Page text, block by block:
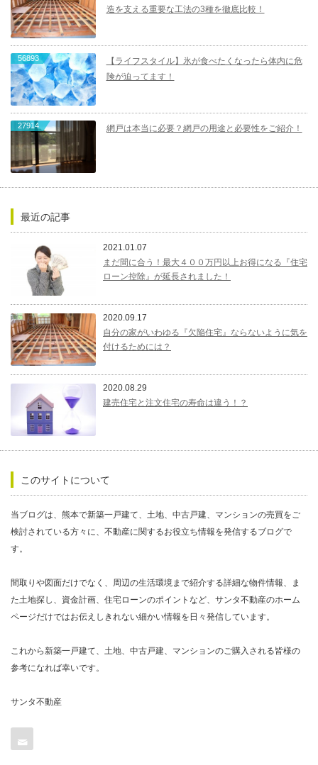
造を支える重要な工法の3種を徹底比較！
56893
【ライフスタイル】氷が食べたくなったら体内に危
険が迫ってます！
27914 網戸は本当に必要？網戸の用途と必要性をご紹介！
最近の記事
2021.01.07
まだ間に合う！最大４００万円以上お得になる『住宅
ローン控除』が延長されました！
2020.09.17
自分の家がいわゆる『欠陥住宅』ならないように気を
付けるためには？
2020.08.29
建売住宅と注文住宅の寿命は違う！？
このサイトについて
当ブログは、熊本で新築一戸建て、土地、中古戸建、マンションの売買をご
検討されている方々に、不動産に関するお役立ち情報を発信するブログで
す。
間取りや図面だけでなく、周辺の生活環境まで紹介する詳細な物件情報、ま
た土地探し、資金計画、住宅ローンのポイントなど、サンタ不動産のホーム
ページだけではお伝えしきれない細かい情報を日々発信しています。
これから新築一戸建て、土地、中古戸建、マンションのご購入される皆様の
参考になれば幸いです。
サンタ不動産